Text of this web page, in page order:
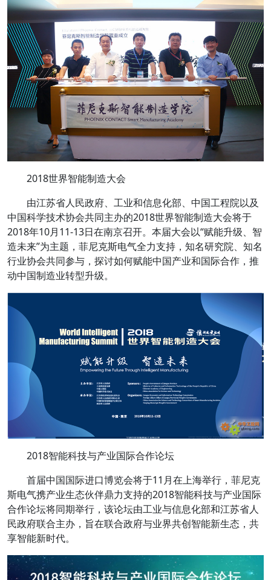
2018世界智能制造大会
由江苏省人民政府、工业和信息化部、中国工程院以及
中国科学技术协会共同主办的2018世界智能制造大会将于
2018年10月11-13日在南京召开。本届大会以“赋能升级、智
造未来”为主题，菲尼克斯电气全力支持，知名研究院、知名
行业协会共同参与，探讨如何赋能中国产业和国际合作，推
动中国制造业转型升级。
2018智能科技与产业国际合作论坛
首届中国国际进口博览会将于11月在上海举行，菲尼克
斯电气携产业生态伙伴鼎力支持的2018智能科技与产业国际
合作论坛将同期举行，该论坛由工业与信息化部和江苏省人
民政府联合主办，旨在联合政府与业界共创智能新生态，共
享智能新时代。